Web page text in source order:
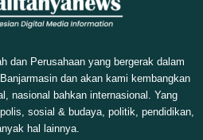
dan Perusahaan yang bergerak dalam
dan akan kami kembangkan
nasional bahkan internasional. Yang
sosial & budaya, politik, pendidikan,
hal lainnya.